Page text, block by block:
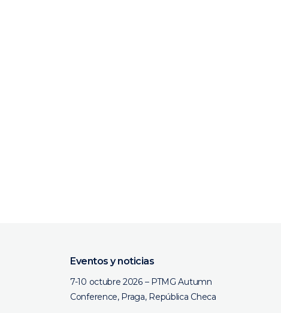
Eventos y noticias
7-10 octubre 2026 – PTMG Autumn
Conference, Praga, República Checa